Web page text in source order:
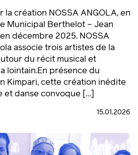
la création NOSSA ANGOLA, en
Municipal Berthelot – Jean
décembre 2025. NOSSA
associe trois artistes de la
du récit musical et
lointain.En présence du
Kimpari, cette création inédite
et danse convoque […]
15.01.2026